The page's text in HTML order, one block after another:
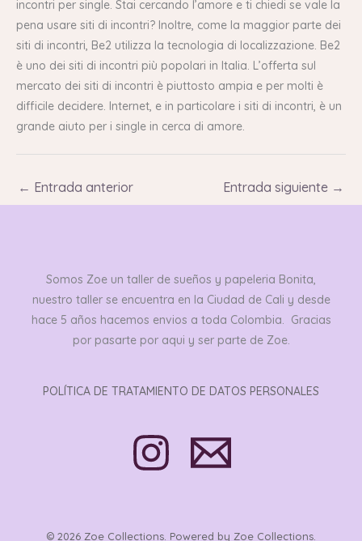
incontri per single. Stai cercando l’amore e ti chiedi se vale la
pena usare siti di incontri? Inoltre, come la maggior parte dei
siti di incontri, Be2 utilizza la tecnologia di localizzazione. Be2
è uno dei siti di incontri più popolari in Italia. L’offerta sul
mercato dei siti di incontri è piuttosto ampia e per molti è
difficile decidere. Internet, e in particolare i siti di incontri, è un
grande aiuto per i single in cerca di amore.
← Entrada anterior Entrada siguiente →
Somos Zoe un taller de sueños y papeleria Bonita,
nuestro taller se encuentra en la Ciudad de Cali y desde
hace 5 años hacemos envios a toda Colombia. Gracias
por pasarte por aqui y ser parte de Zoe.
POLÍTICA DE TRATAMIENTO DE DATOS PERSONALES
© 2026 Zoe Collections. Powered by Zoe Collections.